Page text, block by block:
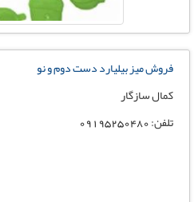
فروش میز بیلیارد دست دوم و نو
کمال سازگار
تلفن: 09195250480